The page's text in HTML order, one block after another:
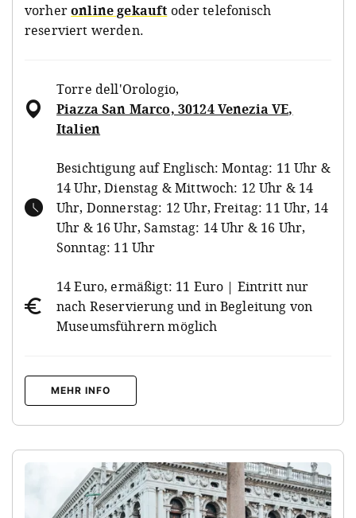
vorheronline gekauftoder telefonisch
reserviert werden.
Torre dell'Orologio,
Piazza San Marco, 30124 Venezia VE,
Italien
Besichtigung auf Englisch: Montag: 11 Uhr &
14 Uhr, Dienstag & Mittwoch: 12 Uhr & 14
Uhr, Donnerstag: 12 Uhr, Freitag: 11 Uhr, 14
Uhr & 16 Uhr, Samstag: 14 Uhr & 16 Uhr,
Sonntag: 11 Uhr
14 Euro, ermäßigt: 11 Euro | Eintritt nur
nach Reservierung und in Begleitung von
Museumsführern möglich
MEHR INFO